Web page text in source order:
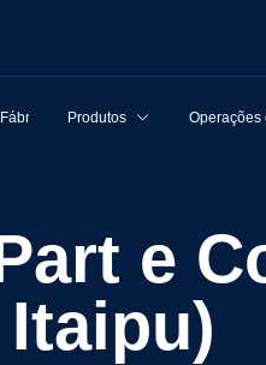
Produtos Operações